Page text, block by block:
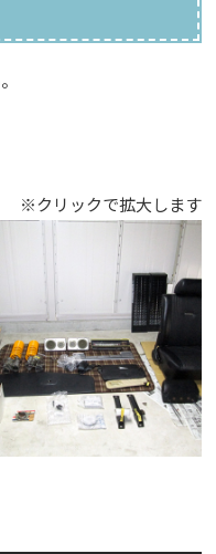
※クリックで拡大します